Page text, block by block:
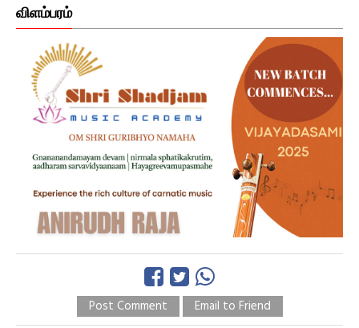
விளம்பரம்
Post Comment Email to Friend